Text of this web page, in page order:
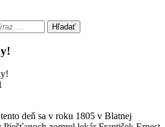
Hľadať
deň sa v roku 1805 v Blatnej